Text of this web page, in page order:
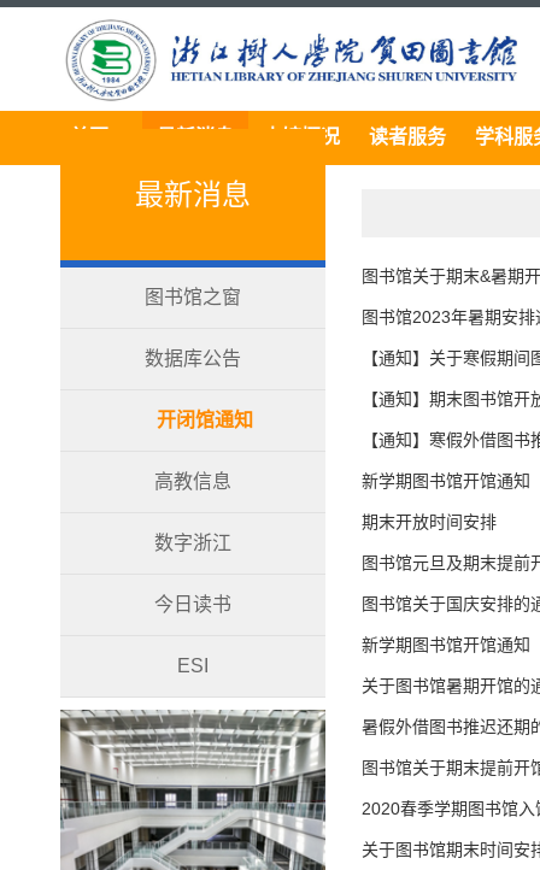
本馆概况 读者服务 学科服
最新消息
图书馆之窗
数据库公告
开闭馆通知
高教信息
数字浙江
今日读书
ESI
图书馆关于期末&暑期
图书馆2023年暑期安排
【通知】关于寒假期
【通知】期末图书馆开
【通知】寒假外借图书
新学期图书馆开馆通知
期末开放时间安排
图书馆元旦及期末提前
图书馆关于国庆安排的
新学期图书馆开馆通知
关于图书馆暑期开馆的
暑假外借图书推迟还期
图书馆关于期末提前开
2020春季学期图书馆入
关于图书馆期末时间安